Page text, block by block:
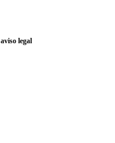
aviso legal